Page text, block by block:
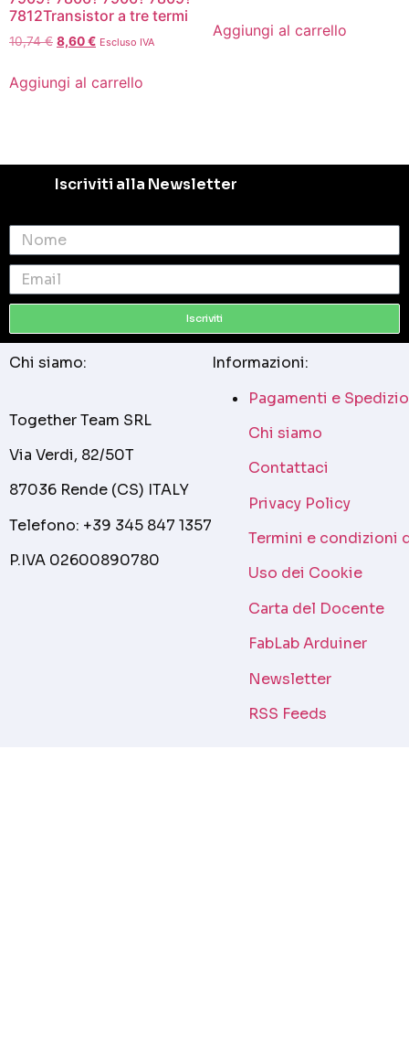
7812Transistor a tre termi
10,74€ 8,60€ Escluso IVA
Aggiungi al carrello
Aggiungi al carrello
Iscriviti alla Newsletter
Iscriviti
Chi siamo:
Together Team SRL
Via Verdi, 82/50T
87036 Rende (CS) ITALY
Telefono: +39 345 847 1357
P.IVA 02600890780
Informazioni:
Pagamenti e
Chi siamo
Contattaci
Privacy Policy
Termini e condizioni
Uso dei Cookie
Carta del Docente
FabLab Arduiner
Newsletter
RSS Feeds